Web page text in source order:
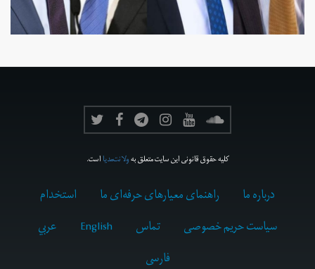
کلیه حقوق قانونی این سایت متعلق بهولانت‌مدیااست.
درباره ما راهنمای معیارهای حرفه‌ای ما
استخدام
سیاست حریم خصوصی
تماس English
عربي
فارسى